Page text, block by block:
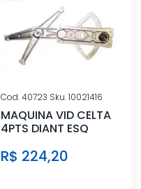
Cod.40723 Sku.10021416
MAQUINA VID CELTA
4PTS DIANT ESQ
R$ 224,20